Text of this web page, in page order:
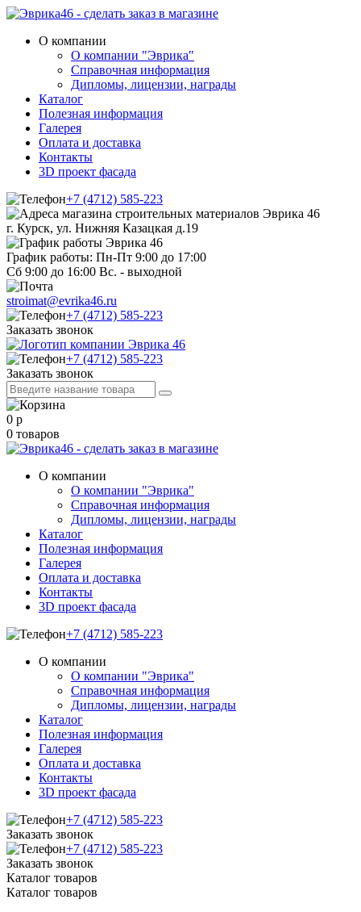
О компании
О компании "Эврика"
Справочная информация
Дипломы, лицензии, награды
Каталог
Полезная информация
Галерея
Оплата и доставка
Контакты
3D проект фасада
+7 (4712) 585-223
г. Курск, ул. Нижняя Казацкая д.19
График работы: Пн-Пт 9:00 до 17:00
Сб 9:00 до 16:00 Вс. - выходной
stroimat@evrika46.ru
+7 (4712) 585-223
Заказать звонок
+7 (4712) 585-223
Заказать звонок
0 р
0 товаров
О компании
О компании "Эврика"
Справочная информация
Дипломы, лицензии, награды
Каталог
Полезная информация
Галерея
Оплата и доставка
Контакты
3D проект фасада
+7 (4712) 585-223
О компании
О компании "Эврика"
Справочная информация
Дипломы, лицензии, награды
Каталог
Полезная информация
Галерея
Оплата и доставка
Контакты
3D проект фасада
+7 (4712) 585-223
Заказать звонок
+7 (4712) 585-223
Заказать звонок
Каталог товаров
Каталог товаров